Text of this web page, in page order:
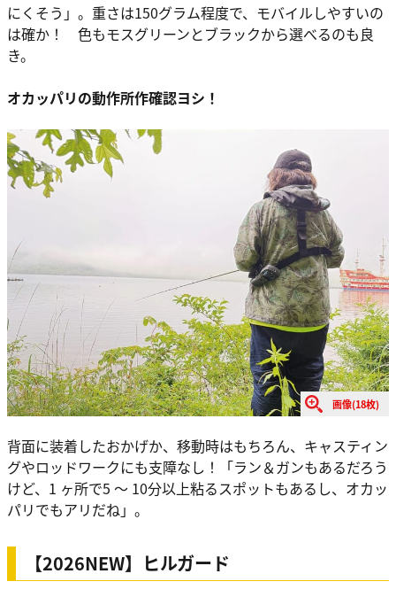
にくそう」。重さは150グラム程度で、モバイルしやすいの
は確か！ 色もモスグリーンとブラックから選べるのも良
き。
オカッパリの動作所作確認ヨシ！
画像(18枚)
背面に装着したおかげか、移動時はもちろん、キャスティン
グやロッドワークにも支障なし！「ラン＆ガンもあるだろう
けど、1 ヶ所で5 ～ 10分以上粘るスポットもあるし、オカッ
パリでもアリだね」。
【2026NEW】ヒルガード